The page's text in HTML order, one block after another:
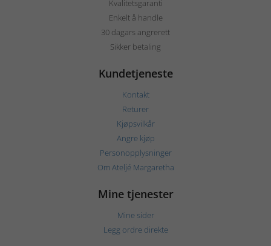
Kvalitetsgaranti
Enkelt å handle
30 dagars angrerett
Sikker betaling
Kundetjeneste
Kontakt
Returer
Kjøpsvilkår
Angre kjøp
Personopplysninger
Om Ateljé Margaretha
Mine tjenester
Mine sider
Legg ordre direkte